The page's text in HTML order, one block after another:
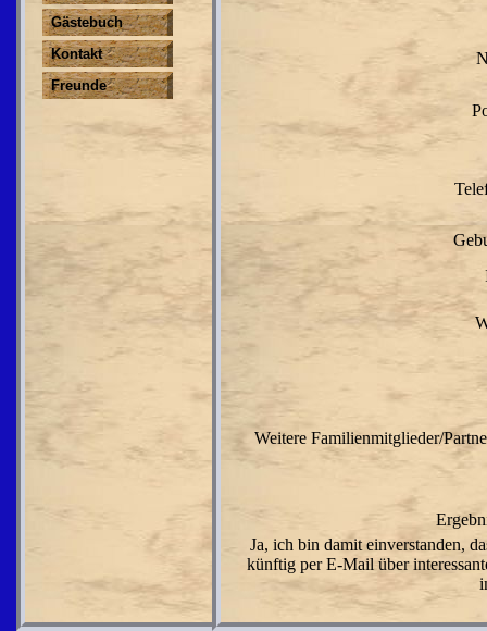
Gästebuch
Kontakt
Freunde
Weitere Familienmitglieder/
Ja, ich bin damit einverstanden,
künftig per E-Mail über